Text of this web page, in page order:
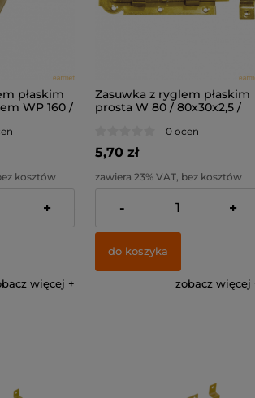
płaskim
WP 160 /
kosztów
20,20 zł
+
więcej
Zasuwka z ryglem płaskim
prosta W 80 / 80x30x2,5 /
0 ocen
5,70 zł
zawiera 23% VAT, bez kosztów
dostawy
Cena netto:
4,63 zł
- +
do koszyka
zobacz więcej